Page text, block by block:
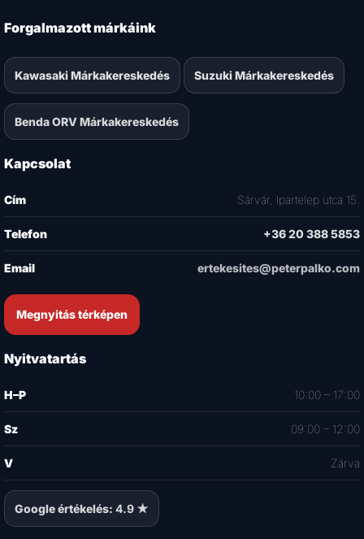
Forgalmazott márkáink
Kawasaki Márkakereskedés Suzuki Márkakereskedés
Benda ORV Márkakereskedés
Kapcsolat
Cím Sárvár, Ipartelep utca 15.
Telefon +36 20 388 5853
Email ertekesites@peterpalko.com
Megnyitás térképen
Nyitvatartás
H–P 10:00 – 17:00
Sz 09:00 – 12:00
V Zárva
Google értékelés: 4.9 ★